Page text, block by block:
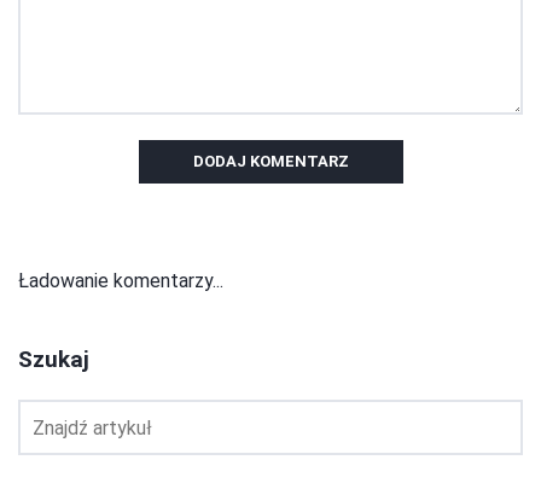
DODAJ KOMENTARZ
Ładowanie komentarzy...
Szukaj